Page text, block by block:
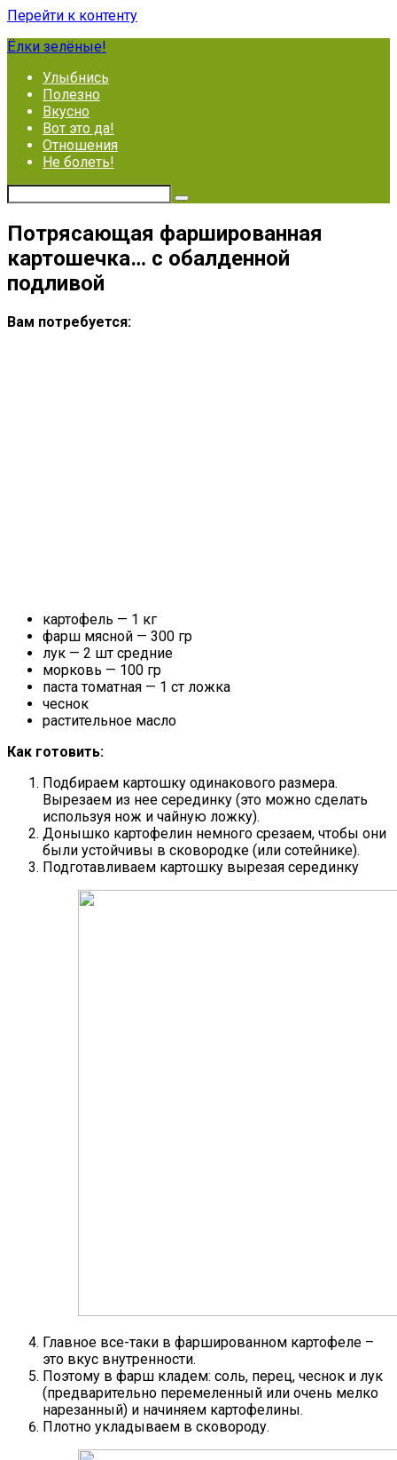
Перейти к контенту
Ёлки зелёные!
Улыбнись
Полезно
Вкусно
Вот это да!
Отношения
Не болеть!
Потрясающая фаршированная
картошечка… с обалденной
подливой
Вам потребуется:
картофель — 1 кг
фарш мясной — 300 гр
лук — 2 шт средние
морковь — 100 гр
паста томатная — 1 ст ложка
чеснок
растительное масло
Как готовить:
Подбираем картошку одинакового размера.
Вырезаем из нее серединку (это можно сделать
используя нож и чайную ложку).
Донышко картофелин немного срезаем, чтобы они
были устойчивы в сковородке (или сотейнике).
Подготавливаем картошку вырезая серединку
Главное все-таки в фаршированном картофеле –
это вкус внутренности.
Поэтому в фарш кладем: соль, перец, чеснок и лук
(предварительно перемеленный или очень мелко
нарезанный) и начиняем картофелины.
Плотно укладываем в сковороду.